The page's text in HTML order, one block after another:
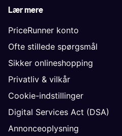
Lær mere
PriceRunner konto
Ofte stillede spørgsmål
Sikker onlineshopping
Privatliv & vilkår
Cookie-indstillinger
Digital Services Act (DSA)
Annonceoplysning